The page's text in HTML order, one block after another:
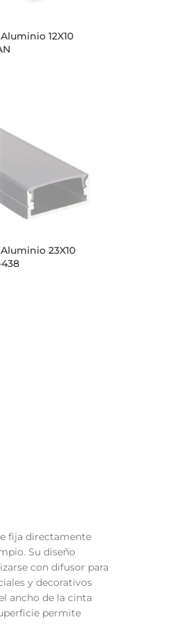
12X10
23X10
438
fija directamente
Su diseño
con difusor para
y decorativos
ancho de la cinta
permite